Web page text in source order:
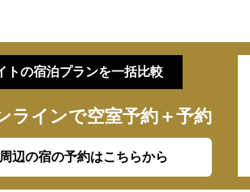
トの宿泊プランを一括比較
ラインで空室予約＋予約
周辺の宿の予約はこちらから